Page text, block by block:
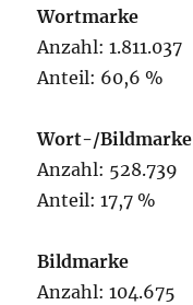
Wortmarke
Anzahl: 1.811.037
Anteil: 60,6 %
Wort-/Bildmarke
Anzahl: 528.739
Anteil: 17,7 %
Bildmarke
Anzahl: 104.675